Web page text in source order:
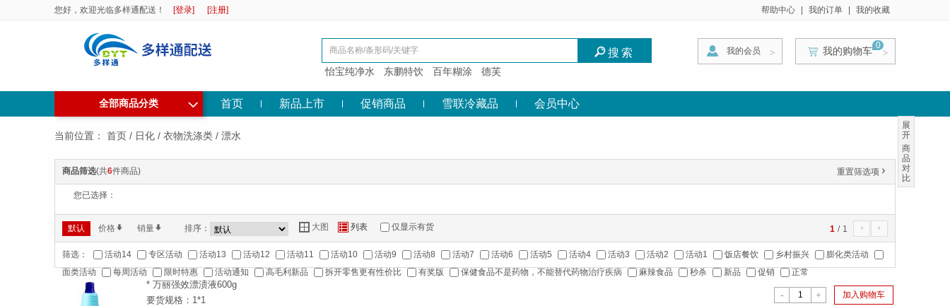
您好，欢迎光临多样通配送！ [登录] [注册] 帮助中心 我的订单 我的收藏
I搜索
怡宝纯净水 东鹏特饮 百年糊涂 德芙
>
我的会员 > >
0
我的购物车
全部商品分类 ◇ 首页 新品上市 促销商品 雪联冷藏品 会员中心
当前位置： 首页 / 日化 / 衣物洗涤类 / 漂水
商品筛选(共6件商品) 重置筛选项 '
您已选择：
默认 价格 * 销量* 排序： Y 大图 Z 列表 仅显示有货 1 / 1 4 5
筛选： 活动14 专区活动 活动13 活动12 活动11 活动10 活动9 活动8 活动7 活动6 活动5 活动4 活动3 活动2 活动1 饭店餐饮 乡村振兴
膨化类活动
面类活动
每周活动 限时特惠 活动通知 高毛利新品 拆开零售更有性价比 有奖版 保健食品不是药物，不能替代药物治疗疾病 麻辣食品 秒杀 新品 促销 正常
- + 加入购物车
* 万丽强效漂渍液600g
要货规格：1*1
展
开
商
品
对
比